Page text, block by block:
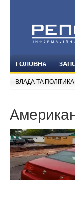
ГОЛОВНА
ВЛАДА ТА ПОЛІТИКА